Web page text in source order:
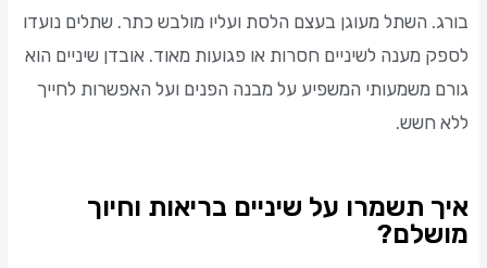
בורג. השתל מעוגן בעצם הלסת ועליו מולבש כתר. שתלים נועדו
לספק מענה לשיניים חסרות או פגועות מאוד. אובדן שיניים הוא
גורם משמעותי המשפיע על מבנה הפנים ועל האפשרות לחייך
ללא חשש.
איך תשמרו על שיניים בריאות וחיוך
מושלם?